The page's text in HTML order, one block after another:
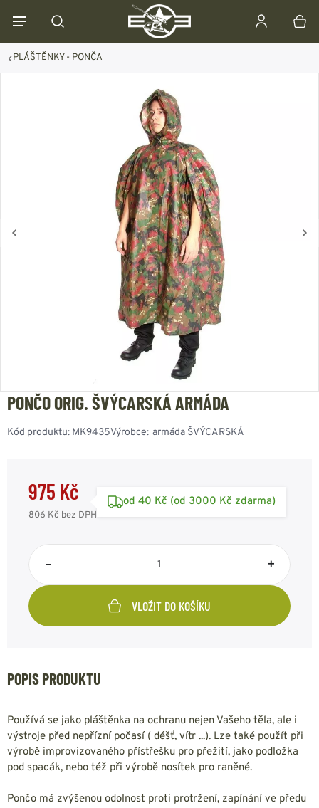
PLÁŠTĚNKY - PONČA
PONČO ORIG. ŠVÝCARSKÁ ARMÁDA
Kód produktu: MK9435Výrobce: armáda ŠVÝCARSKÁ
975 Kč
806 Kč bez DPH
od 40 Kč (od 3000 Kč zdarma)
– +
VLOŽIT DO KOŠÍKU
POPIS PRODUKTU
Používá se jako pláštěnka na ochranu nejen Vašeho těla, ale i
výstroje před nepřízní počasí ( déšť, vítr ...). Lze také použít při
výrobě improvizovaného přístřešku pro přežití, jako podložka
pod spacák, nebo též při výrobě nosítek pro raněné.
Pončo má zvýšenou odolnost proti protržení, zapínání ve předu